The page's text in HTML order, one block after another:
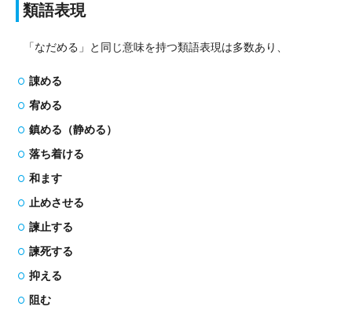
類語表現
「なだめる」と同じ意味を持つ類語表現は多数あり、
諌める
宥める
鎮める（静める）
落ち着ける
和ます
止めさせる
諫止する
諫死する
抑える
阻む